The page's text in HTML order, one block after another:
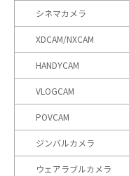
シネマカメラ
XDCAM/NXCAM
HANDYCAM
VLOGCAM
POVCAM
ジンバルカメラ
ウェアラブルカメラ